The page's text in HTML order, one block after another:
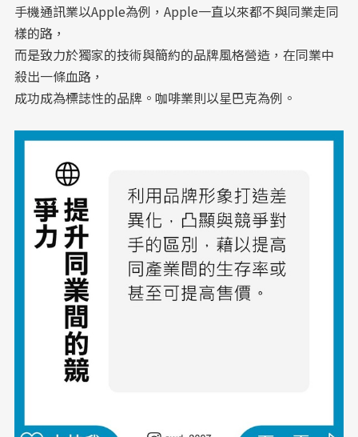
手機通訊業以Apple為例，Apple一直以來都不與同業走同
樣的路，
而是致力於獨家的技術與簡約的品牌風格營造，在同業中
殺出一條血路，
成功成為標誌性的品牌。咖啡業則以星巴克為例。